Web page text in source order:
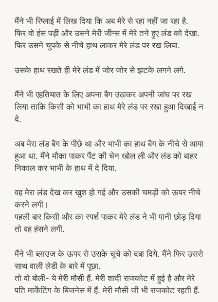
मैंने भी रिप्लाई में लिख दिया कि अब मेरे से रहा नहीं जा रहा है.
फिर वो हंस पड़ी और उसने मेरी जीन्स में मेरे तने हुए लंड को देखा.
फिर उसने चुपके से नीचे हाथ लाकर मेरे लंड पर रख लिया.
उसके हाथ रखते ही मेरे लंड में जोर जोर से झटके लगने लगे.
मैंने भी एहतियात के लिए अपना बैग उठाकर अपनी जांघ पर रख
लिया ताकि किसी को भाभी का हाथ मेरे लंड पर रखा हुआ दिखाई न
दे.
अब मेरा लंड बैग के पीछे था और भाभी का हाथ बैग के नीचे से आया
हुआ था. मैंने मौका पाकर पैंट की चेन खोल ली और लंड को बाहर
निकाल कर भाभी के हाथ में दे दिया.
वह मेरा लंड देख कर खुश हो गई और उसकी चमड़ी को ऊपर नीचे
करने लगी।
पहली बार किसी और का स्पर्श पाकर मेरे लंड ने भी पानी छोड़ दिया
तो वह हंसने लगी.
मैंने भी ब्लाउज के ऊपर से उसके चूचे को दबा दिये. मैंने फिर उससे
साथ वाली लेडी के बारे में पूछा.
तो वो बोली- ये मेरी मौसी हैं. मेरी शादी राजकोट में हुई है और मेरे
पति मार्केटिंग के बिजनेस में हैं. मेरी मौसी जी भी राजकोट रहती हैं.